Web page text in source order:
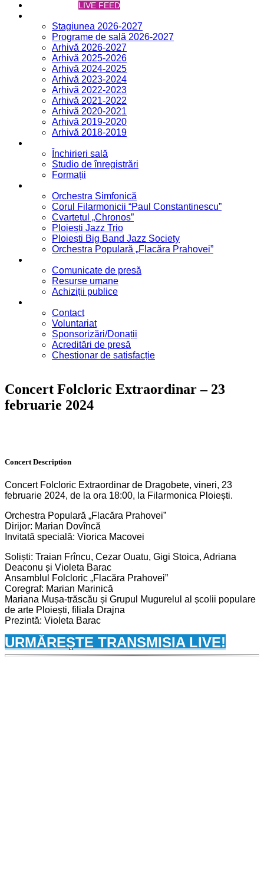
LIVE FEED
Stagiunea 2026-2027
Programe de sală 2026-2027
Arhivă 2026-2027
Arhivă 2025-2026
Arhivă 2024-2025
Arhivă 2023-2024
Arhivă 2022-2023
Arhivă 2021-2022
Arhivă 2020-2021
Arhivă 2019-2020
Arhivă 2018-2019
Închirieri sală
Studio de înregistrări
Formații
Orchestra Simfonică
Corul Filarmonicii “Paul Constantinescu”
Cvartetul „Chronos”
Ploiești Jazz Trio
Ploiești Big Band Jazz Society
Orchestra Populară „Flacăra Prahovei”
Comunicate de presă
Resurse umane
Achiziții publice
Contact
Voluntariat
Sponsorizări/Donații
Acreditări de presă
Chestionar de satisfacție
Concert Folcloric Extraordinar – 23
februarie 2024
Concert Description
Concert Folcloric Extraordinar de Dragobete, vineri, 23
februarie 2024, de la ora 18:00, la Filarmonica Ploiești.
Orchestra Populară „Flacăra Prahovei”
Dirijor: Marian Dovîncă
Invitată specială: Viorica Macovei
Soliști: Traian Frîncu, Cezar Ouatu, Gigi Stoica, Adriana
Deaconu și Violeta Barac
Ansamblul Folcloric „Flacăra Prahovei”
Coregraf: Marian Marinică
Mariana Mușa-trăscău și Grupul Mugurelul al școlii populare
de arte Ploiești, filiala Drajna
Prezintă: Violeta Barac
URMĂREȘTE TRANSMISIA LIVE!